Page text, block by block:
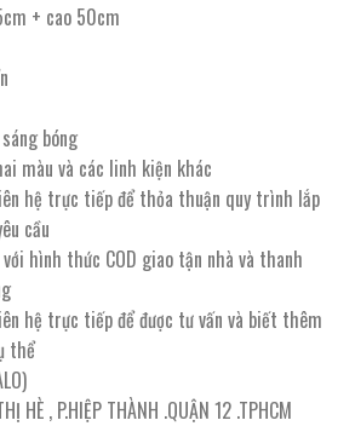
+ cao 50cm
bóng
màu và các linh kiện khác
hệ trực tiếp để thỏa thuận quy trình lắp
cầu
hình thức COD giao tận nhà và thanh
hệ trực tiếp để được tư vấn và biết thêm
thể
HÈ , P.HIỆP THÀNH .QUẬN 12 .TPHCM